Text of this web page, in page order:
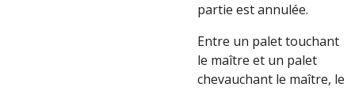
partie est annulée.
Entre un palet touchant
le maître et un palet
chevauchant le maître, le